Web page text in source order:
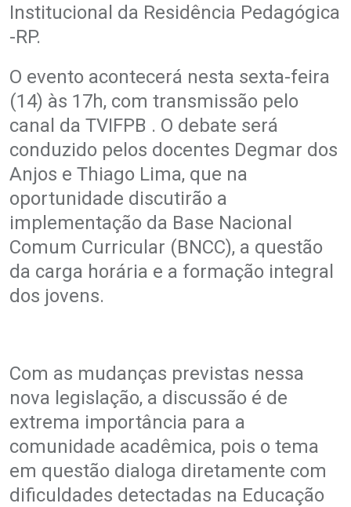
Institucional da Residência Pedagógica
-RP.
O evento acontecerá nesta sexta-feira
(14) às 17h, com transmissão pelo
canal da TVIFPB . O debate será
conduzido pelos docentes Degmar dos
Anjos e Thiago Lima, que na
oportunidade discutirão a
implementação da Base Nacional
Comum Curricular (BNCC), a questão
da carga horária e a formação integral
dos jovens.
Com as mudanças previstas nessa
nova legislação, a discussão é de
extrema importância para a
comunidade acadêmica, pois o tema
em questão dialoga diretamente com
dificuldades detectadas na Educação